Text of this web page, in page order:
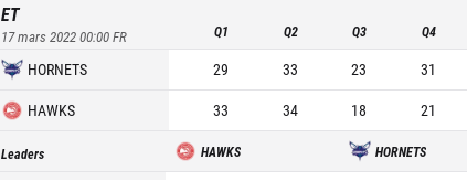
ET
17 mars 2022 00:00FR Q1 Q2 Q3 Q4
HORNETS 29 33 23 31
HAWKS
33 34 18 21
Leaders HAWKS HORNETS